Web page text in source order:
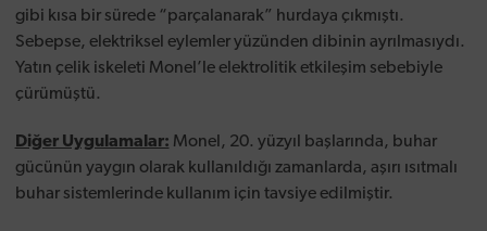
gibi kısa bir sürede “parçalanarak” hurdaya çıkmıştı.
Sebepse, elektriksel eylemler yüzünden dibinin ayrılmasıydı.
Yatın çelik iskeleti Monel’le elektrolitik etkileşim sebebiyle
çürümüştü.
Diğer Uygulamalar: Monel, 20. yüzyıl başlarında, buhar
gücünün yaygın olarak kullanıldığı zamanlarda, aşırı ısıtmalı
buhar sistemlerinde kullanım için tavsiye edilmiştir.